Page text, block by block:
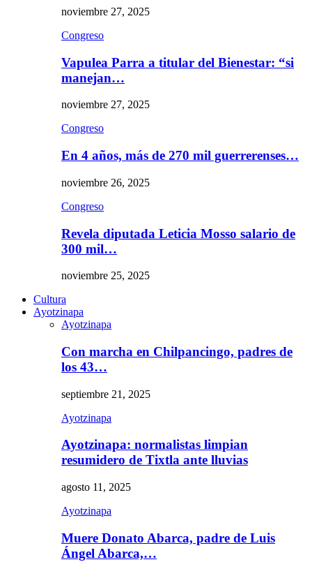
noviembre 27, 2025
Congreso
Vapulea Parra a titular del Bienestar: “si
manejan…
noviembre 27, 2025
Congreso
En 4 años, más de 270 mil guerrerenses…
noviembre 26, 2025
Congreso
Revela diputada Leticia Mosso salario de
300 mil…
noviembre 25, 2025
Cultura
Ayotzinapa
Ayotzinapa
Con marcha en Chilpancingo, padres de
los 43…
septiembre 21, 2025
Ayotzinapa
Ayotzinapa: normalistas limpian
resumidero de Tixtla ante lluvias
agosto 11, 2025
Ayotzinapa
Muere Donato Abarca, padre de Luis
Ángel Abarca,…